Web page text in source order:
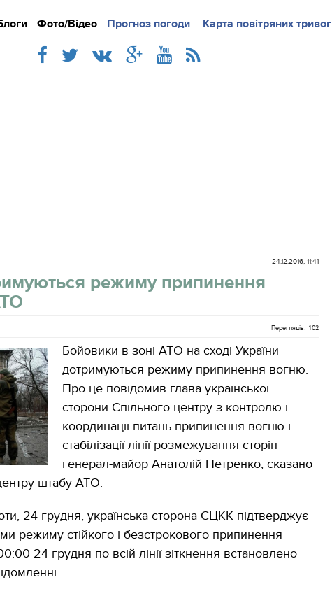
Фото/Відео Прогноз погоди Карта повітряних тривог
Докладно Новини Iнтерв`ю Блоги
24.12.2016, 11:41
режиму припинення
Переглядів: 102
Бойовики в зоні АТО на сході України
дотримуються режиму припинення вогню.
Про це повідомив глава української
сторони Спільного центру з контролю і
координації питань припинення вогню і
стабілізації лінії розмежування сторін
генерал-майор Анатолій Петренко, сказано
штабу АТО.
24 грудня, українська сторона СЦКК підтверджує
режиму стійкого і безстрокового припинення
24 грудня по всій лінії зіткнення встановлено